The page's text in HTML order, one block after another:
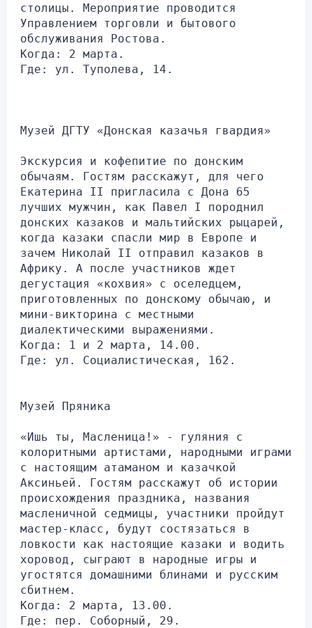
столицы. Мероприятие проводится
Управлением торговли и бытового
обслуживания Ростова.
Когда: 2 марта.
Где: ул. Туполева, 14.
Музей ДГТУ «Донская казачья гвардия»
Экскурсия и кофепитие по донским
обычаям. Гостям расскажут, для чего
Екатерина II пригласила с Дона 65
лучших мужчин, как Павел I породнил
донских казаков и мальтийских рыцарей,
когда казаки спасли мир в Европе и
зачем Николай II отправил казаков в
Африку. А после участников ждет
дегустация «кохвия» с оселедцем,
приготовленных по донскому обычаю, и
мини-викторина с местными
диалектическими выражениями.
Когда: 1 и 2 марта, 14.00.
Где: ул. Социалистическая, 162.
Музей Пряника
«Ишь ты, Масленица!» - гуляния с
колоритными артистами, народными играми
с настоящим атаманом и казачкой
Аксиньей. Гостям расскажут об истории
происхождения праздника, названия
масленичной седмицы, участники пройдут
мастер-класс, будут состязаться в
ловкости как настоящие казаки и водить
хоровод, сыграют в народные игры и
угостятся домашними блинами и русским
сбитнем.
Когда: 2 марта, 13.00.
Где: пер. Соборный, 29.